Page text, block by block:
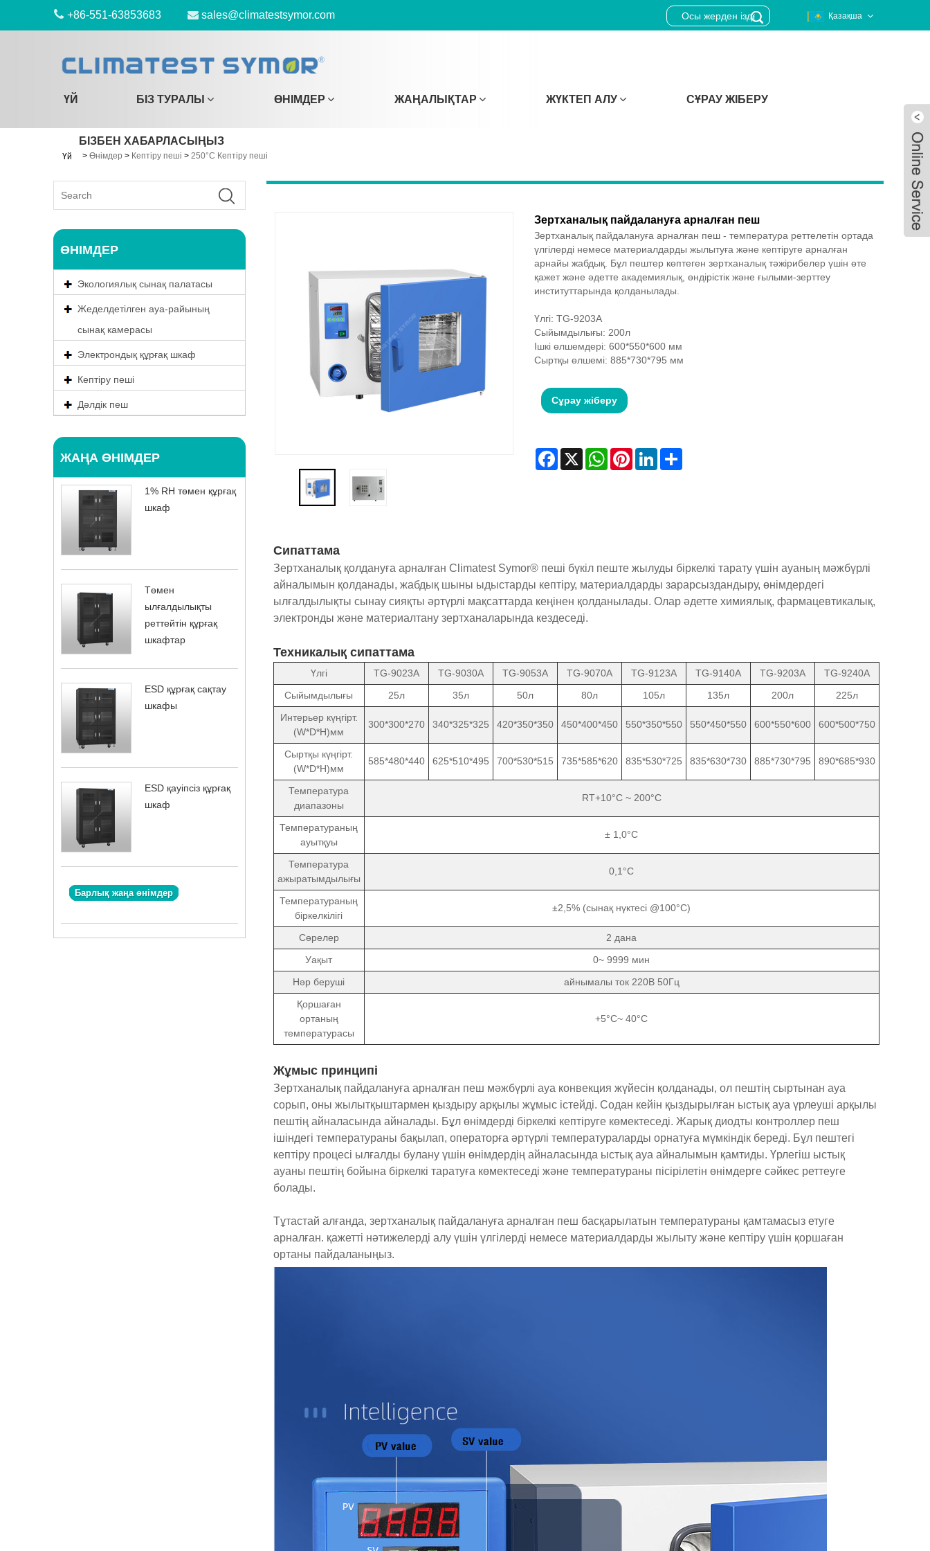
+86-551-63853683 sales@climatestsymor.com Қазақша
ҮЙ БІЗ ТУРАЛЫ ӨНІМДЕР ЖАҢАЛЫҚТАР ЖҮКТЕП АЛУ СҰРАУ ЖІБЕРУ
БІЗБЕН ХАБАРЛАСЫҢЫЗ
Үй > Өнімдер > Кептіру пеші > 250°C Кептіру пеші
ӨНІМДЕР
Экологиялық сынақ палатасы
Жеделдетілген ауа-райының
сынақ камерасы
Электрондық құрғақ шкаф
Кептіру пеші
Дәлдік пеш
ЖАҢА ӨНІМДЕР
1% RH төмен құрғақ
шкаф
Төмен
ылғалдылықты
реттейтін құрғақ
шкафтар
ESD құрғақ сақтау
шкафы
ESD қауіпсіз құрғақ
шкаф
Барлық жаңа өнімдер
Зертханалық пайдалануға арналған пеш
Зертханалық пайдалануға арналған пеш - температура реттелетін ортада
үлгілерді немесе материалдарды жылытуға және кептіруге арналған
арнайы жабдық. Бұл пештер көптеген зертханалық тәжірибелер үшін өте
қажет және әдетте академиялық, өндірістік және ғылыми-зерттеу
институттарында қолданылады.
Үлгі: TG-9203A
Сыйымдылығы: 200л
Ішкі өлшемдері: 600*550*600 мм
Сыртқы өлшемі: 885*730*795 мм
Сұрау жіберу
Facebook
X WhatsAppPinterestLinkedInShare
Сипаттама
Зертханалық қолдануға арналған Climatest Symor® пеші бүкіл пеште жылуды біркелкі тарату үшін ауаның мәжбүрлі
айналымын қолданады, жабдық шыны ыдыстарды кептіру, материалдарды зарарсыздандыру, өнімдердегі
ылғалдылықты сынау сияқты әртүрлі мақсаттарда кеңінен қолданылады. Олар әдетте химиялық, фармацевтикалық,
электронды және материалтану зертханаларында кездеседі.
Техникалық сипаттама
Үлгі TG-9023A TG-9030A TG-9053A TG-9070A TG-9123A TG-9140A TG-9203A
TG-9240A
Сыйымдылығы
25л 35л 50л 80л 105л 135л 200л
225л
Интерьер күңгірт.
(W*D*H)мм
300*300*270 340*325*325 420*350*350 450*400*450 550*350*550 550*450*550 600*550*600 600*500*750
Сыртқы күңгірт.
(W*D*H)мм
585*480*440 625*510*495 700*530*515 735*585*620 835*530*725 835*630*730 885*730*795 890*685*930
Температура
диапазоны
RT+10°C ~ 200°C
Температураның
ауытқуы
± 1,0°C
Температура
ажыратымдылығы
0,1°C
Температураның
біркелкілігі
±2,5% (сынақ нүктесі @100°C)
Сөрелер
2 дана
Уақыт
0~ 9999 мин
Нәр беруші
айнымалы ток 220В 50Гц
Қоршаған
ортаның
температурасы
+5°C~ 40°C
Жұмыс принципі
Зертханалық пайдалануға арналған пеш мәжбүрлі ауа конвекция жүйесін қолданады, ол пештің сыртынан ауа
сорып, оны жылытқыштармен қыздыру арқылы жұмыс істейді. Содан кейін қыздырылған ыстық ауа үрлеуші ​​арқылы
пештің айналасында айналады. Бұл өнімдерді біркелкі кептіруге көмектеседі. Жарық диодты контроллер пеш
ішіндегі температураны бақылап, операторға әртүрлі температураларды орнатуға мүмкіндік береді. Бұл пештегі
кептіру процесі ылғалды булану үшін өнімдердің айналасында ыстық ауа айналымын қамтиды. Үрлегіш ыстық
ауаны пештің бойына біркелкі таратуға көмектеседі және температураны пісірілетін өнімдерге сәйкес реттеуге
болады.
Тұтастай алғанда, зертханалық пайдалануға арналған пеш басқарылатын температураны қамтамасыз етуге
арналған. қажетті нәтижелерді алу үшін үлгілерді немесе материалдарды жылыту және кептіру үшін қоршаған
ортаны пайдаланыңыз.